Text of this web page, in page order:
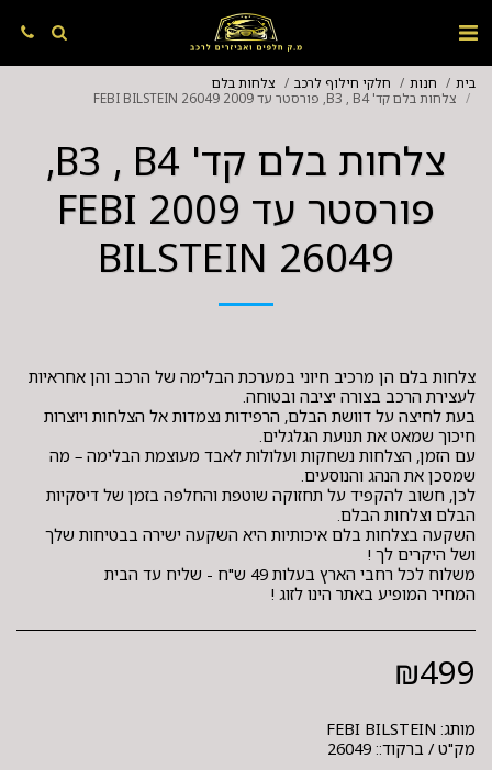
בית חנות חלקי חילוף לרכב
צלחות בלם
צלחות בלם קד' B3 , B4, פורסטר עד 2009 FEBI BILSTEIN 26049
צלחות בלם קד' B3 , B4,
פורסטר עד 2009 FEBI
BILSTEIN 26049
צלחות בלם הן מרכיב חיוני במערכת הבלימה של הרכב והן אחראיות
בעת לחיצה על דוושת הבלם, הרפידות נצמדות אל הצלחות ויוצרות
עם הזמן, הצלחות נשחקות ועלולות לאבד מעוצמת הבלימה – מה
לכן, חשוב להקפיד על תחזוקה שוטפת והחלפה בזמן של דיסקיות
השקעה בצלחות בלם איכותיות היא השקעה ישירה בבטיחות שלך
המחיר המופיע באתר הינו לזוג !
₪499
מותג: FEBI BILSTEIN
מק"ט / ברקוד:: 26049